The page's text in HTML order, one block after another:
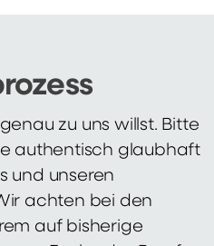
zu uns willst. Bitte
authentisch glaubhaft
und unseren
achten bei den
auf bisherige